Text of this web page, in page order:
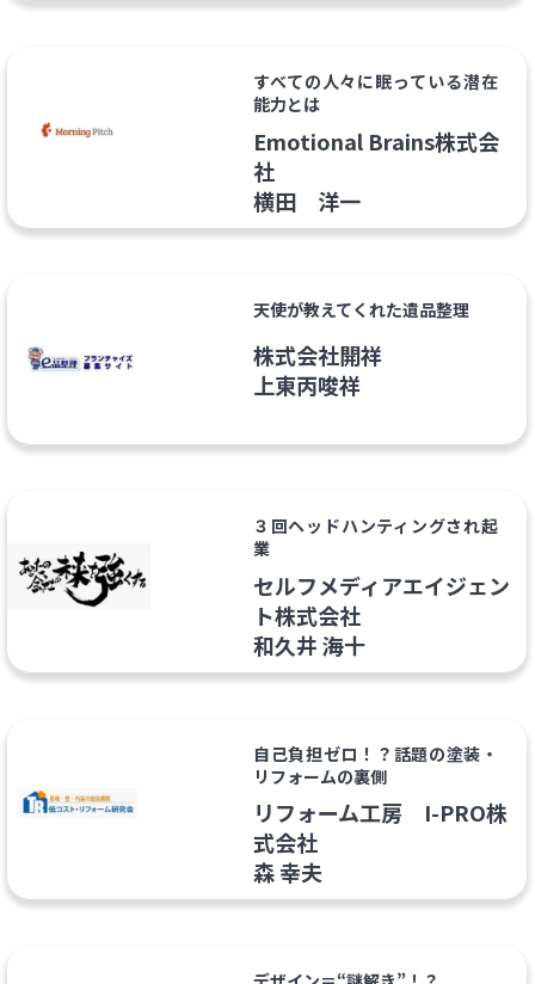
すべての人々に眠っている潜在
能力とは
Emotional Brains株式会
社
横田 洋一
天使が教えてくれた遺品整理
株式会社開祥
上東丙唆祥
３回ヘッドハンティングされ起
業
セルフメディアエイジェン
ト株式会社
和久井 海十
自己負担ゼロ！？話題の塗装・
リフォームの裏側
リフォーム工房 I-PRO株
式会社
森 幸夫